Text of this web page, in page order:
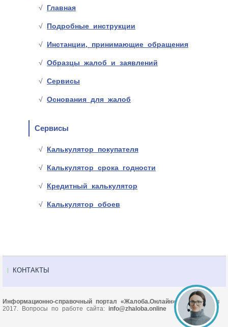
Главная
Подробные инструкции
Инстанции, принимающие обращения
Образцы жалоб и заявлений
Сервисы
Основания для жалоб
Сервисы
Калькулятор покупателя
Калькулятор срока годности
Кредитный калькулятор
Калькулятор обоев
КОНТАКТЫ
Информационно-справочный портал «Жалоба.Онлайн»© Основан в
2017. Вопросы по работе сайта: info@zhaloba.online